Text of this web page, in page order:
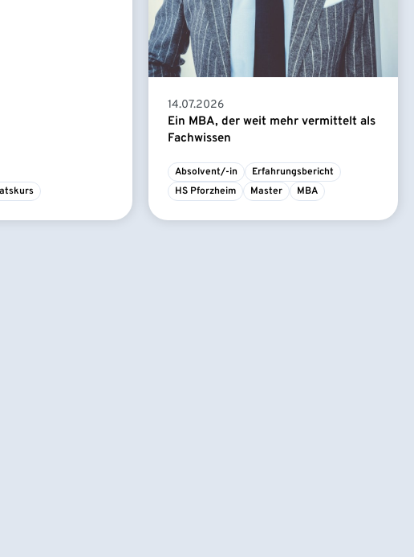
14.07.2026
Ein MBA, der weit mehr vermittelt als
Fachwissen
Absolvent/-in
Erfahrungsbericht
HS Pforzheim
Master MBA